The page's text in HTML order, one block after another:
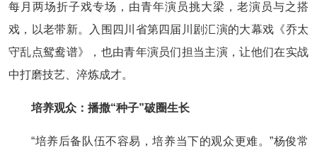
每月两场折子戏专场，由青年演员挑大梁，老演员与之搭
戏，以老带新。入围四川省第四届川剧汇演的大幕戏《乔太
守乱点鸳鸯谱》，也由青年演员们担当主演，让他们在实战
中打磨技艺、淬炼成才。
培养观众：播撒“种子”破圈生长
“培养后备队伍不容易，培养当下的观众更难。”杨俊常